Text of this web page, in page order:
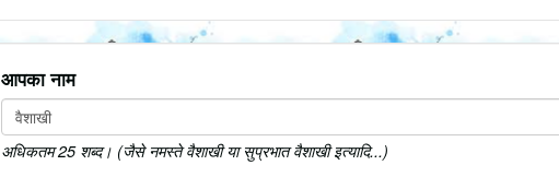
आपका नाम
अधिकतम 25 शब्द। (जैसे नमस्ते वैशाखी या सुप्रभात वैशाखी इत्यादि...)